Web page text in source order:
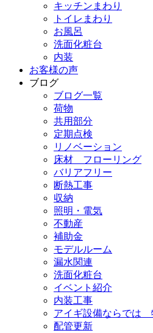
キッチンまわり
トイレまわり
お風呂
洗面化粧台
内装
お客様の声
ブログ
ブログ一覧
荷物
共用部分
定期点検
リノベーション
床材 フローリング
バリアフリー
断熱工事
収納
照明・電気
不動産
補助金
モデルルーム
漏水関連
洗面化粧台
イベント紹介
内装工事
アイギ設備ならでは
配管更新